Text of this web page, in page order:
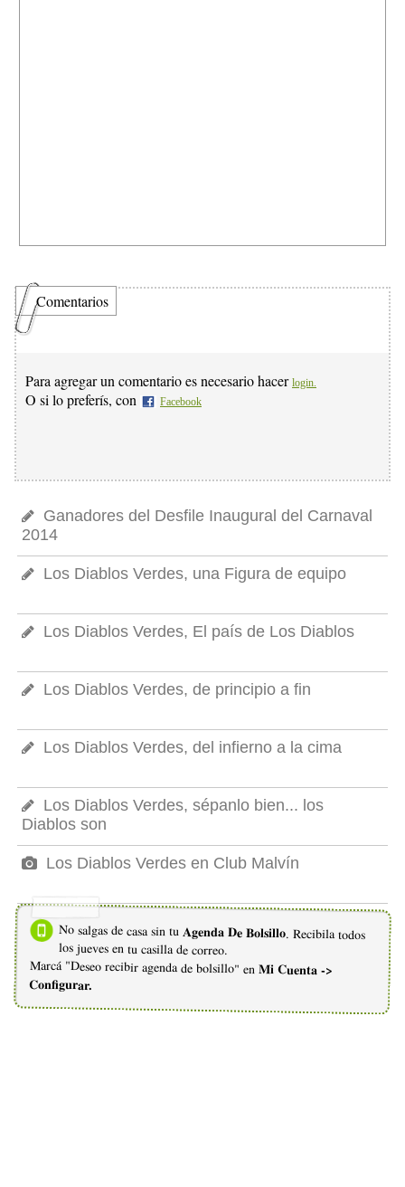
Comentarios
Para agregar un comentario es necesario hacer login.
O si lo preferís, con Facebook
Ganadores del Desfile Inaugural del Carnaval
2014
Los Diablos Verdes, una Figura de equipo
Los Diablos Verdes, El país de Los Diablos
Los Diablos Verdes, de principio a fin
Los Diablos Verdes, del infierno a la cima
Los Diablos Verdes, sépanlo bien... los
Diablos son
Los Diablos Verdes en Club Malvín
No salgas de casa sin tu Agenda De Bolsillo. Recibila todos
los jueves en tu casilla de correo.
Marcá "Deseo recibir agenda de bolsillo" en Mi Cuenta ->
Configurar.